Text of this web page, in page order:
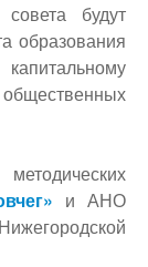
совета будут
образования
общественных
и АНО